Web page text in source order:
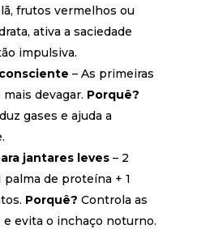
frutos vermelhos ou
ativa a saciedade
impulsiva.
– As primeiras
devagar. Porquê?
gases e ajuda a
jantares leves– 2
palma de proteína + 1
Porquê? Controla as
evita o inchaço noturno.